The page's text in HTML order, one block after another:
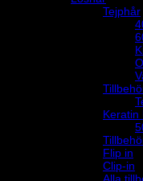
Tejphår
Keratin
Flip in
Clip-in